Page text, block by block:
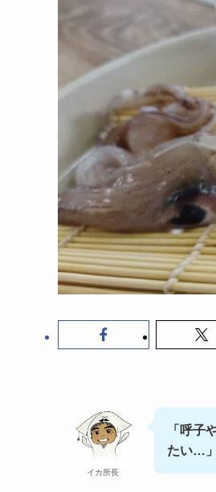
イカ所長
「呼子
たい…」